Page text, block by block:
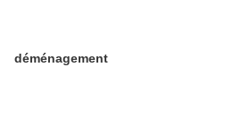
déménagement